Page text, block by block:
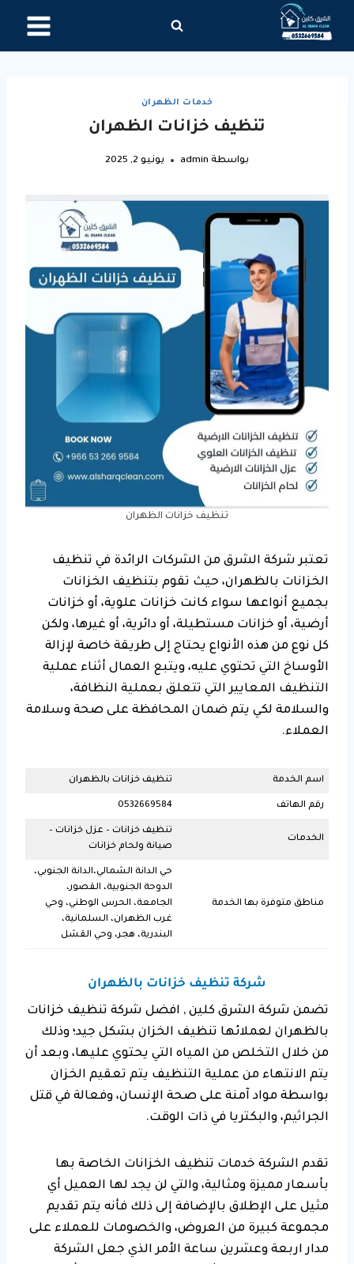
المحتوى
خدمات الظهران
تنظيف خزانات الظهران
بواسطة admin يونيو 2, 2025
تنظيف خزانات الظهران
تعتبر شركة الشرق من الشركات الرائدة في تنظيف
الخزانات بالظهران، حيث تقوم بتنظيف الخزانات
بجميع أنواعها سواء كانت خزانات علوية، أو خزانات
أرضية، أو خزانات مستطيلة، أو دائرية، أو غيرها، ولكن
كل نوع من هذه الأنواع يحتاج إلى طريقة خاصة لإزالة
الأوساخ التي تحتوي عليه، ويتبع العمال أثناء عملية
التنظيف المعايير التي تتعلق بعملية النظافة،
والسلامة لكي يتم ضمان المحافظة على صحة وسلامة
العملاء.
اسم الخدمة تنظيف خزانات بالظهران
رقم الهاتف 0532669584
الخدمات
تنظيف خزانات – عزل خزانات –
صيانة ولحام خزانات
مناطق متوفرة بها الخدمة
حي الدانة الشمالي،الدانة الجنوبي،
الدوحة الجنوبية، القصور،
الجامعة، الحرس الوطني، وحي
غرب الظهران، السلمانية،
البندرية، هجر، وحي القشل
شركة تنظيف خزانات بالظهران
تضمن شركة الشرق كلين , افضل شركة تنظيف خزانات
بالظهران لعملائها تنظيف الخزان بشكل جيد؛ وذلك
من خلال التخلص من المياه التي يحتوي عليها، وبعد أن
يتم الانتهاء من عملية التنظيف يتم تعقيم الخزان
بواسطة مواد آمنة على صحة الإنسان، وفعالة في قتل
الجراثيم، والبكتريا في ذات الوقت.
تقدم الشركة خدمات تنظيف الخزانات الخاصة بها
بأسعار مميزة ومثالية، والتي لن يجد لها العميل أي
مثيل على الإطلاق بالإضافة إلى ذلك فأنه يتم تقديم
مجموعة كبيرة من العروض، والخصومات للعملاء على
مدار اربعة وعشرين ساعة الأمر الذي جعل الشركة